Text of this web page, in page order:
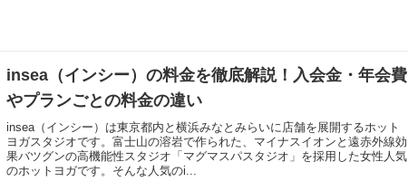
insea（インシー）の料金を徹底解説！入会金・年会費
やプランごとの料金の違い
insea（インシー）は東京都内と横浜みなとみらいに店舗を展開するホット
ヨガスタジオです。富士山の溶岩で作られた、マイナスイオンと遠赤外線効
果バツグンの高機能性スタジオ「マグマスパスタジオ」を採用した女性人気
のホットヨガです。そんな人気のi...